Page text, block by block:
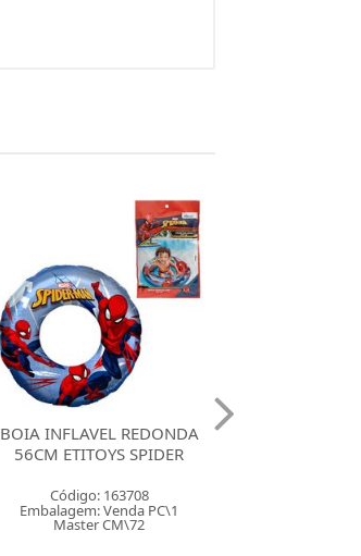
BOIA INFLAVEL REDONDA
56CM COM FRALDA
Código: 163706
Embalagem: Venda PC\1
Master CM\48